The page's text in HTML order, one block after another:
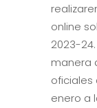
online
2023-
manera
oficiales
enero a